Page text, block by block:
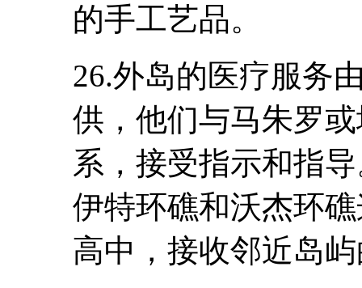
的手工艺品。
26.外岛的医疗服务
供，他们与马朱罗
系，接受指示和指
伊特环礁和沃杰环
高中，接收邻近岛